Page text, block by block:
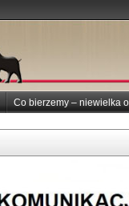
Co bierzemy – niewielka